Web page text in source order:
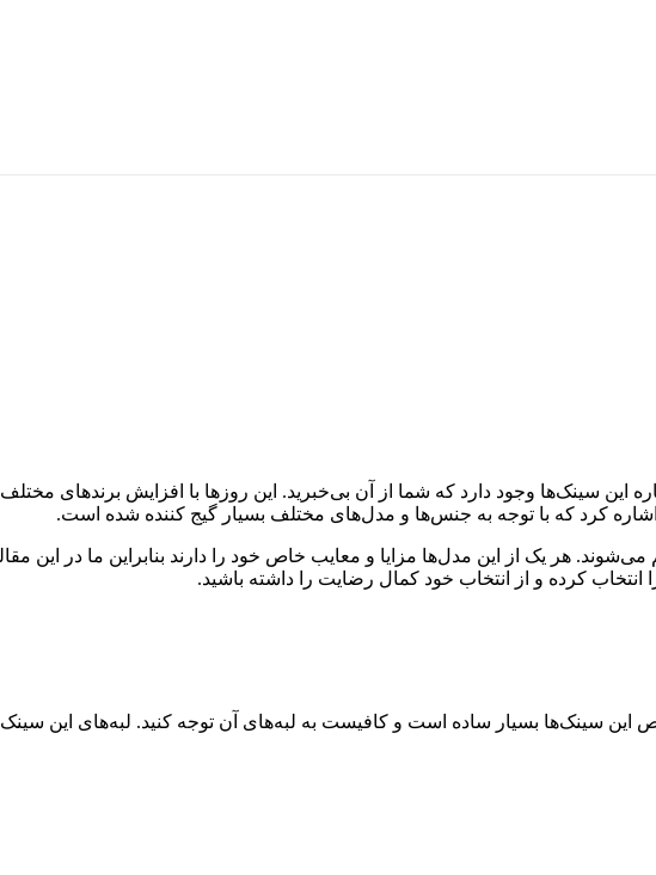
این سینک‌ها وجود دارد که شما از آن بی‌خبرید. این روزها با افزایش برندهای
کرد که با توجه به جنس‌ها و مدل‌های مختلف بسیار گیج کننده شده است.
هر یک از این مدل‌ها مزایا و معایب خاص خود را دارند بنابراین ما در این
کرده و از انتخاب خود کمال رضایت را داشته باشید.
این سینک‌ها بسیار ساده است و کافیست به لبه‌های آن توجه کنید. لبه‌های این